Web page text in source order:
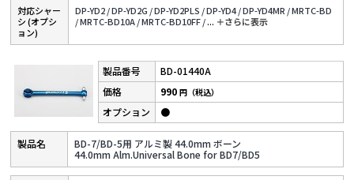
対応シャー
シ (オプシ
ョン)
DP-YD2 /DP-YD2G /DP-YD2PLS /DP-YD4 /DP-YD4MR /MRTC-BD
/MRTC-BD10A /MRTC-BD10FF /... ＋さらに表⽰
BD-01440A
BD-7/BD-5用 アルミ製 44.0mm ボーン
44.0mm Alm.Universal Bone for BD7/BD5
990円（税込）
●